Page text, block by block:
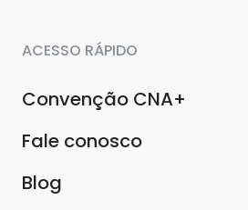
ACESSO RÁPIDO
Convenção CNA+
Fale conosco
Blog